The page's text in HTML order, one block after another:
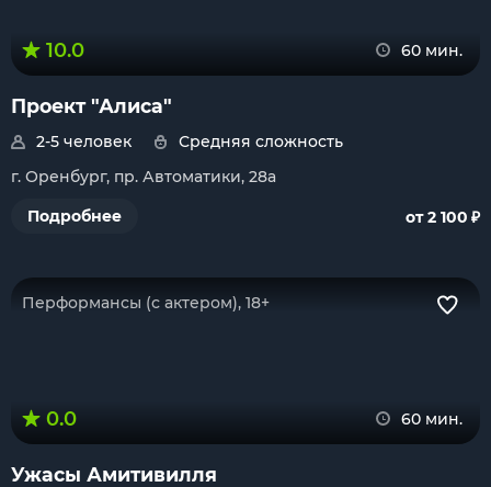
10.0 60 мин.
Проект "Алиса"
2-5 человек
Средняя сложность
г. Оренбург, пр. Автоматики, 28а
Подробнее
от 2 100 ₽
Перформансы (с актером), 18+
0.0 60 мин.
Ужасы Амитивилля